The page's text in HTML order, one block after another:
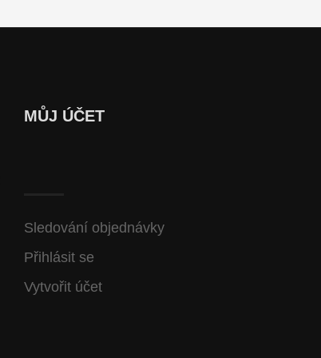
MŮJ ÚČET
Sledování objednávky
Přihlásit se
Vytvořit účet